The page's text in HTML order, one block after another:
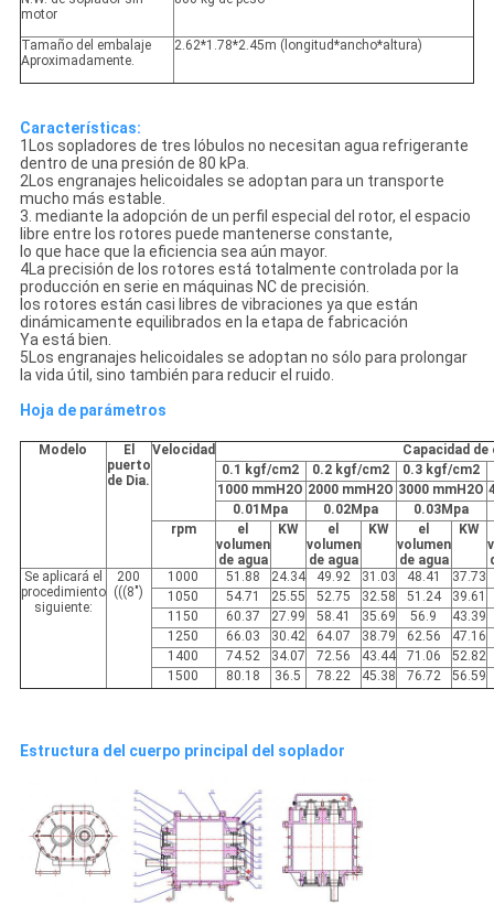
motor
Tamaño del embalaje
Aproximadamente.
2.62*1.78*2.45m (longitud*ancho*altura)
Características:
1Los sopladores de tres lóbulos no necesitan agua refrigerante
dentro de una presión de 80 kPa.
2Los engranajes helicoidales se adoptan para un transporte
mucho más estable.
3. mediante la adopción de un perfil especial del rotor, el espacio
libre entre los rotores puede mantenerse constante,
lo que hace que la eficiencia sea aún mayor.
4La precisión de los rotores está totalmente controlada por la
producción en serie en máquinas NC de precisión.
los rotores están casi libres de vibraciones ya que están
dinámicamente equilibrados en la etapa de fabricación
Ya está bien.
5Los engranajes helicoidales se adoptan no sólo para prolongar
la vida útil, sino también para reducir el ruido.
Hoja de parámetros
Modelo
El
puerto
de Dia.
Velocidad
Capacidad
0.1 kgf/cm2
0.2 kgf/cm2 0.3 kgf/cm2
1000 mmH2O 2000 mmH2O 3000 mmH2O
0.01Mpa
0.02Mpa
0.03Mpa
rpm
el
volumen
de agua
KW
el
volumen
de agua
KW
el
volumen
de agua
KW
Se aplicará el
procedimiento
siguiente:
200
(((8")
1000 51.88 24.34 49.92 31.03 48.41
37.73
1050
54.71 25.55 52.75 32.58 51.24
39.61
1150
60.37 27.99 58.41 35.69 56.9
43.39
1250
66.03 30.42 64.07 38.79 62.56
47.16
1400
74.52 34.07 72.56 43.44 71.06
52.82
1500
80.18 36.5 78.22 45.38 76.72 56.59
Estructura del cuerpo principal del soplador